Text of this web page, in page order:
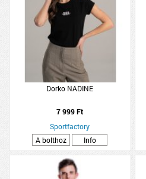
Dorko NADINE
7 999 Ft
Sportfactory
A bolthoz
Info